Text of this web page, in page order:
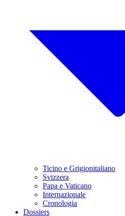
Ticino e Grigionitaliano
Svizzera
Papa e Vaticano
Internazionale
Cronologia
Dossiers